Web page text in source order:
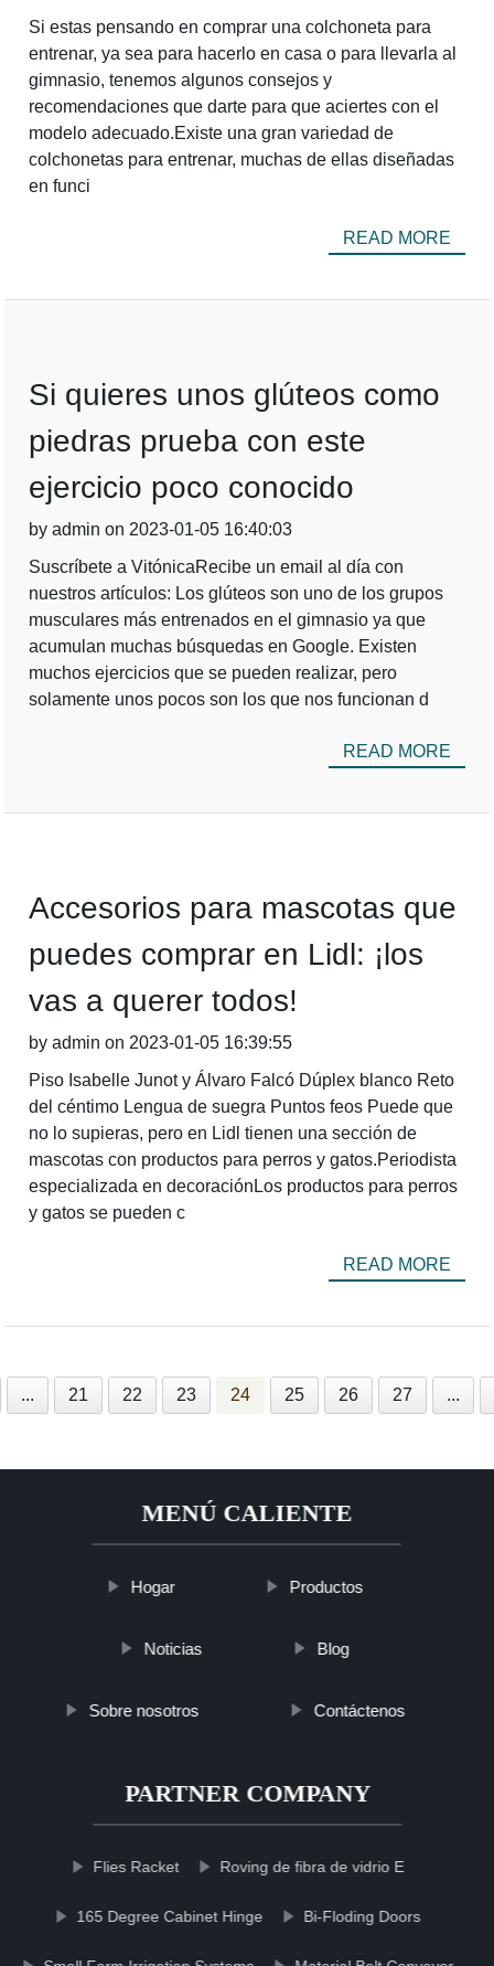
Si estas pensando en comprar una colchoneta para
entrenar, ya sea para hacerlo en casa o para llevarla al
gimnasio, tenemos algunos consejos y
recomendaciones que darte para que aciertes con el
modelo adecuado.Existe una gran variedad de
colchonetas para entrenar, muchas de ellas diseñadas
en funci
READ MORE
Si quieres unos glúteos como
piedras prueba con este
ejercicio poco conocido
by admin on 2023-01-05 16:40:03
Suscríbete a VitónicaRecibe un email al día con
nuestros artículos: Los glúteos son uno de los grupos
musculares más entrenados en el gimnasio ya que
acumulan muchas búsquedas en Google. Existen
muchos ejercicios que se pueden realizar, pero
solamente unos pocos son los que nos funcionan d
READ MORE
Accesorios para mascotas que
puedes comprar en Lidl: ¡los
vas a querer todos!
by admin on 2023-01-05 16:39:55
Piso Isabelle Junot y Álvaro Falcó Dúplex blanco Reto
del céntimo Lengua de suegra Puntos feos Puede que
no lo supieras, pero en Lidl tienen una sección de
mascotas con productos para perros y gatos.Periodista
especializada en decoraciónLos productos para perros
y gatos se pueden c
READ MORE
... 21 22 23 24 25 26 27 ...
MENÚ CALIENTE
Hogar Productos
Noticias Blog
Sobre nosotros Contáctenos
PARTNER COMPANY
Flies Racket Roving de fibra de vidrio E
165 Degree Cabinet Hinge Bi-Floding Doors